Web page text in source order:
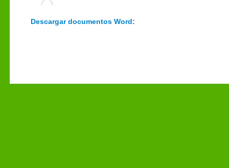
Descargar documentos Word: